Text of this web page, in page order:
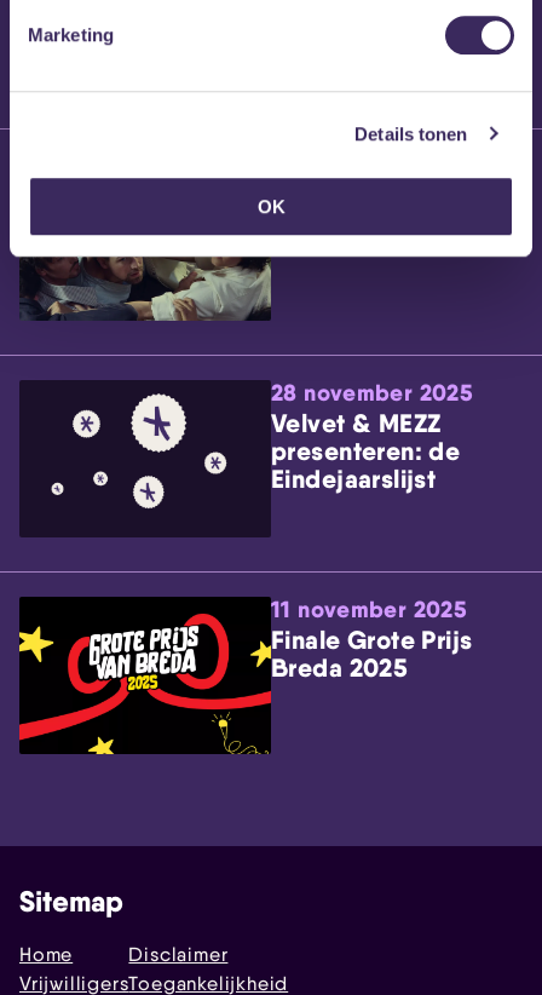
Marketing
Details tonen
OK
Brennt Vanneste
Willem’s Blog: Ão
28 november 2025
Velvet & MEZZ
presenteren: de
Eindejaarslijst
11 november 2025
Finale Grote Prijs
Breda 2025
Sitemap
Home
Vrijwilligers
Disclaimer
Toegankelijkheid